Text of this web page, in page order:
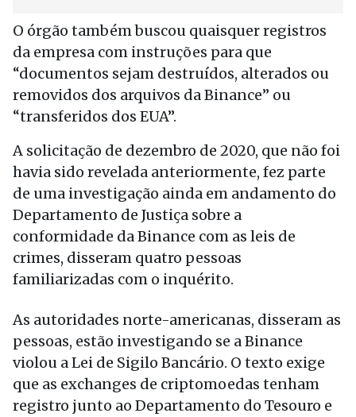
O órgão também buscou quaisquer registros
da empresa com instruções para que
“documentos sejam destruídos, alterados ou
removidos dos arquivos da Binance” ou
“transferidos dos EUA”.
A solicitação de dezembro de 2020, que não foi
havia sido revelada anteriormente, fez parte
de uma investigação ainda em andamento do
Departamento de Justiça sobre a
conformidade da Binance com as leis de
crimes, disseram quatro pessoas
familiarizadas com o inquérito.
As autoridades norte-americanas, disseram as
pessoas, estão investigando se a Binance
violou a Lei de Sigilo Bancário. O texto exige
que as exchanges de criptomoedas tenham
registro junto ao Departamento do Tesouro e